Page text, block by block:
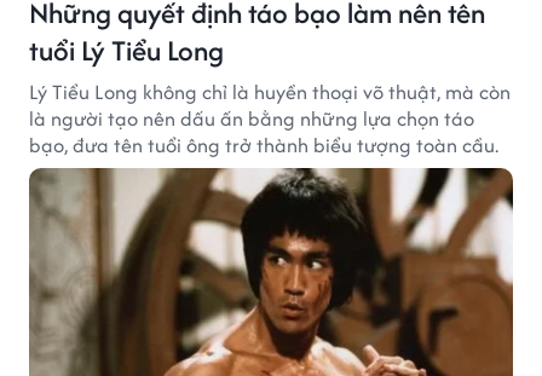
Những quyết định táo bạo làm nên tên
tuổi Lý Tiểu Long
Lý Tiểu Long không chỉ là huyền thoại võ thuật, mà còn
là người tạo nên dấu ấn bằng những lựa chọn táo
bạo, đưa tên tuổi ông trở thành biểu tượng toàn cầu.